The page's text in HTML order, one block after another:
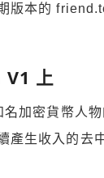
版本的
上
加密貨幣人
產生收入的去